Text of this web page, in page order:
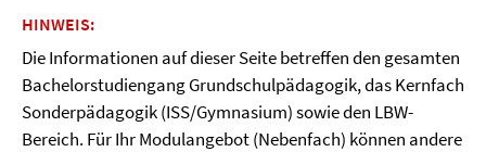
HINWEIS:
Die Informationen auf dieser Seite betreffen den gesamten
Bachelorstudiengang Grundschulpädagogik, das Kernfach
Sonderpädagogik (ISS/Gymnasium) sowie den LBW-
Bereich. Für Ihr Modulangebot (Nebenfach) können andere